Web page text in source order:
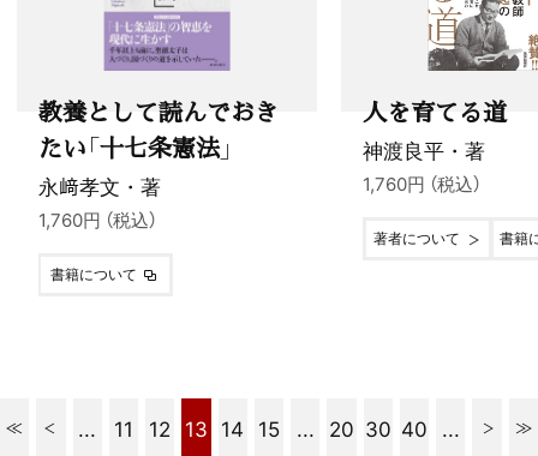
教養として読んでおき
たい「十七条憲法」
永﨑孝文・著
1,760円 （税込）
書籍について
人を育てる道
神渡良平・著
1,760円 （税込）
著者について 書籍
... 11 12 13 14 15 ... 20 30 40 ...